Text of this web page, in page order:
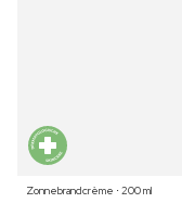
Zonnebrandcrème ⋅ 200 ml